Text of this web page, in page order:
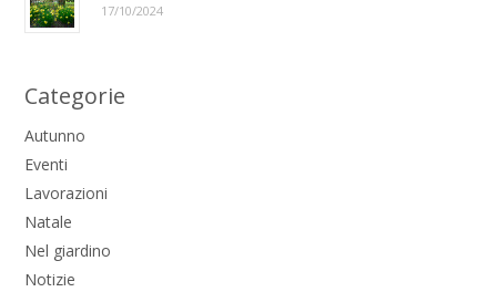
17/10/2024
Categorie
Autunno
Eventi
Lavorazioni
Natale
Nel giardino
Notizie